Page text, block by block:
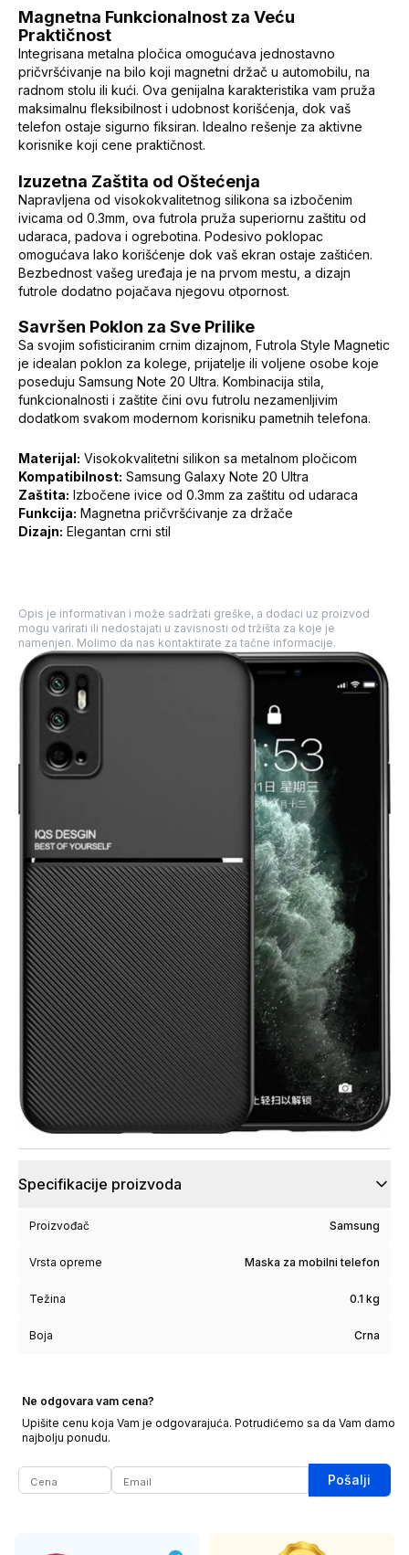
Magnetna Funkcionalnost za Veću
Praktičnost
Integrisana metalna pločica omogućava jednostavno
pričvršćivanje na bilo koji magnetni držač u automobilu, na
radnom stolu ili kući. Ova genijalna karakteristika vam pruža
maksimalnu fleksibilnost i udobnost korišćenja, dok vaš
telefon ostaje sigurno fiksiran. Idealno rešenje za aktivne
korisnike koji cene praktičnost.
Izuzetna Zaštita od Oštećenja
Napravljena od visokokvalitetnog silikona sa izbočenim
ivicama od 0.3mm, ova futrola pruža superiornu zaštitu od
udaraca, padova i ogrebotina. Podesivo poklopac
omogućava lako korišćenje dok vaš ekran ostaje zaštićen.
Bezbednost vašeg uređaja je na prvom mestu, a dizajn
futrole dodatno pojačava njegovu otpornost.
Savršen Poklon za Sve Prilike
Sa svojim sofisticiranim crnim dizajnom, Futrola Style Magnetic
je idealan poklon za kolege, prijatelje ili voljene osobe koje
poseduju Samsung Note 20 Ultra. Kombinacija stila,
funkcionalnosti i zaštite čini ovu futrolu nezamenljivim
dodatkom svakom modernom korisniku pametnih telefona.
Materijal: Visokokvalitetni silikon sa metalnom pločicom
Kompatibilnost: Samsung Galaxy Note 20 Ultra
Zaštita: Izbočene ivice od 0.3mm za zaštitu od udaraca
Funkcija: Magnetna pričvršćivanje za držače
Dizajn: Elegantan crni stil
Opis je informativan i može sadržati greške, a dodaci uz proizvod
mogu varirati ili nedostajati u zavisnosti od tržišta za koje je
namenjen. Molimo da nas kontaktirate za tačne informacije.
Specifikacije proizvoda
Proizvođač Samsung
Vrsta opreme Maska za mobilni telefon
Težina 0.1 kg
Boja Crna
Ne odgovara vam cena?
Upišite cenu koja Vam je odgovarajuća. Potrudićemo sa da Vam damo
najbolju ponudu.
Pošalji